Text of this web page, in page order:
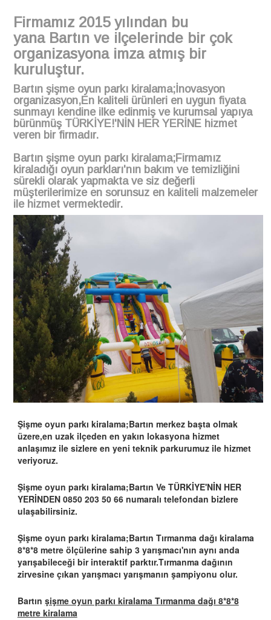
Firmamız 2015 yılından bu
yana Bartın ve ilçelerinde bir çok
organizasyona imza atmış bir
kuruluştur.
Bartın şişme oyun parkı kiralama;İnovasyon
organizasyon,En kaliteli ürünleri en uygun fiyata
sunmayı kendineilke edinmiş ve kurumsal yapıya
bürünmüş TÜRKİYE!'NİN HER YERİNE hizmet
veren bir firmadır.
Bartın şişme oyun parkı kiralama;Firmamız
kiraladığı oyun parkları'nın bakım ve temizliğini
sürekli olarak yapmakta ve siz değerli
müşterilerimize en sorunsuz en kaliteli malzemeler
ile hizmet vermektedir.
Şişme oyun parkı kiralama;Bartın merkez başta olmak
üzere,en uzak ilçeden en yakın lokasyona hizmet
anlaşımız ile sizlere en yeni teknik parkurumuz ile hizmet
veriyoruz.
Şişme oyun parkı kiralama;Bartın Ve TÜRKİYE'NİN HER
YERİNDEN 0850 203 50 66 numaralı telefondan bizlere
ulaşabilirsiniz.
Şişme oyun parkı kiralama;Bartın Tırmanma dağı kiralama
8*8*8 metre ölçülerine sahip 3 yarışmacı'nın aynı anda
yarışabileceği bir interaktif parktır.Tırmanma dağının
zirvesine çıkan yarışmacı yarışmanın şampiyonu olur.
Bartın şişme oyun parkı kiralama Tırmanma dağı 8*8*8
metre kiralama